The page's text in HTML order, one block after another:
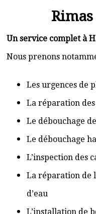
Un service complet à
Nous prenons
Les urgences de
La réparation des
Le débouchage
Le débouchage
L’inspection des
La réparation de
d’eau
L’installation de